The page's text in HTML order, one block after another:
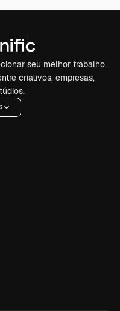
seu melhor trabalho.
criativos, empresas,